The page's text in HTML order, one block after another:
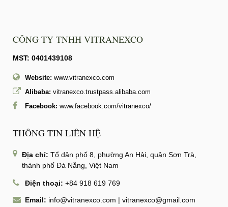
CÔNG TY TNHH VITRANEXCO
MST: 0401439108
Website: www.vitranexco.com
Alibaba: vitranexco.trustpass.alibaba.com
Facebook: www.facebook.com/vitranexco/
THÔNG TIN LIÊN HỆ
Địa chỉ: Tổ dân phố 8, phường An Hải, quận Sơn Trà,
thành phố Đà Nẵng, Việt Nam
Điện thoại: +84 918 619 769
Email: info@vitranexco.com | vitranexco@gmail.com